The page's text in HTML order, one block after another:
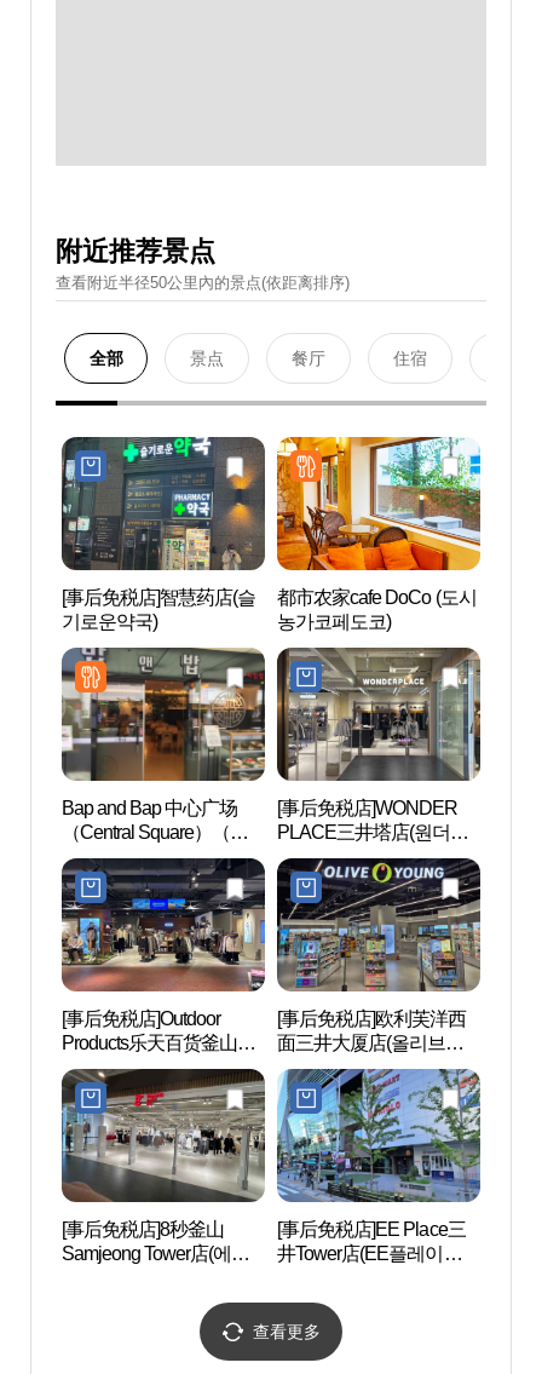
附近推荐景点
查看附近半径50公里內的景点(依距离排序)
全部 景点 餐厅 住宿
[事后免税店]智慧药店(슬
기로운약국)
都市农家cafe DoCo (도시
농가코페도코)
Bap and Bap 中心广场
（Central Square）（밥
앤밥 센트럴스퀘어）
[事后免税店]WONDER
PLACE三井塔店(원더플
레이스 삼정타워점)
[事后免税店]Outdoor
Products乐天百货釜山总
店(아웃도어프로덕츠 롯
데백화점 부산본점)
[事后免税店]欧利芙洋西
面三井大厦店(올리브영
서면삼정타워점)
[事后免税店]8秒釜山
Samjeong Tower店(에잇
[事后免税店]EE Place三
井Tower店(EE플레이스
查看更多